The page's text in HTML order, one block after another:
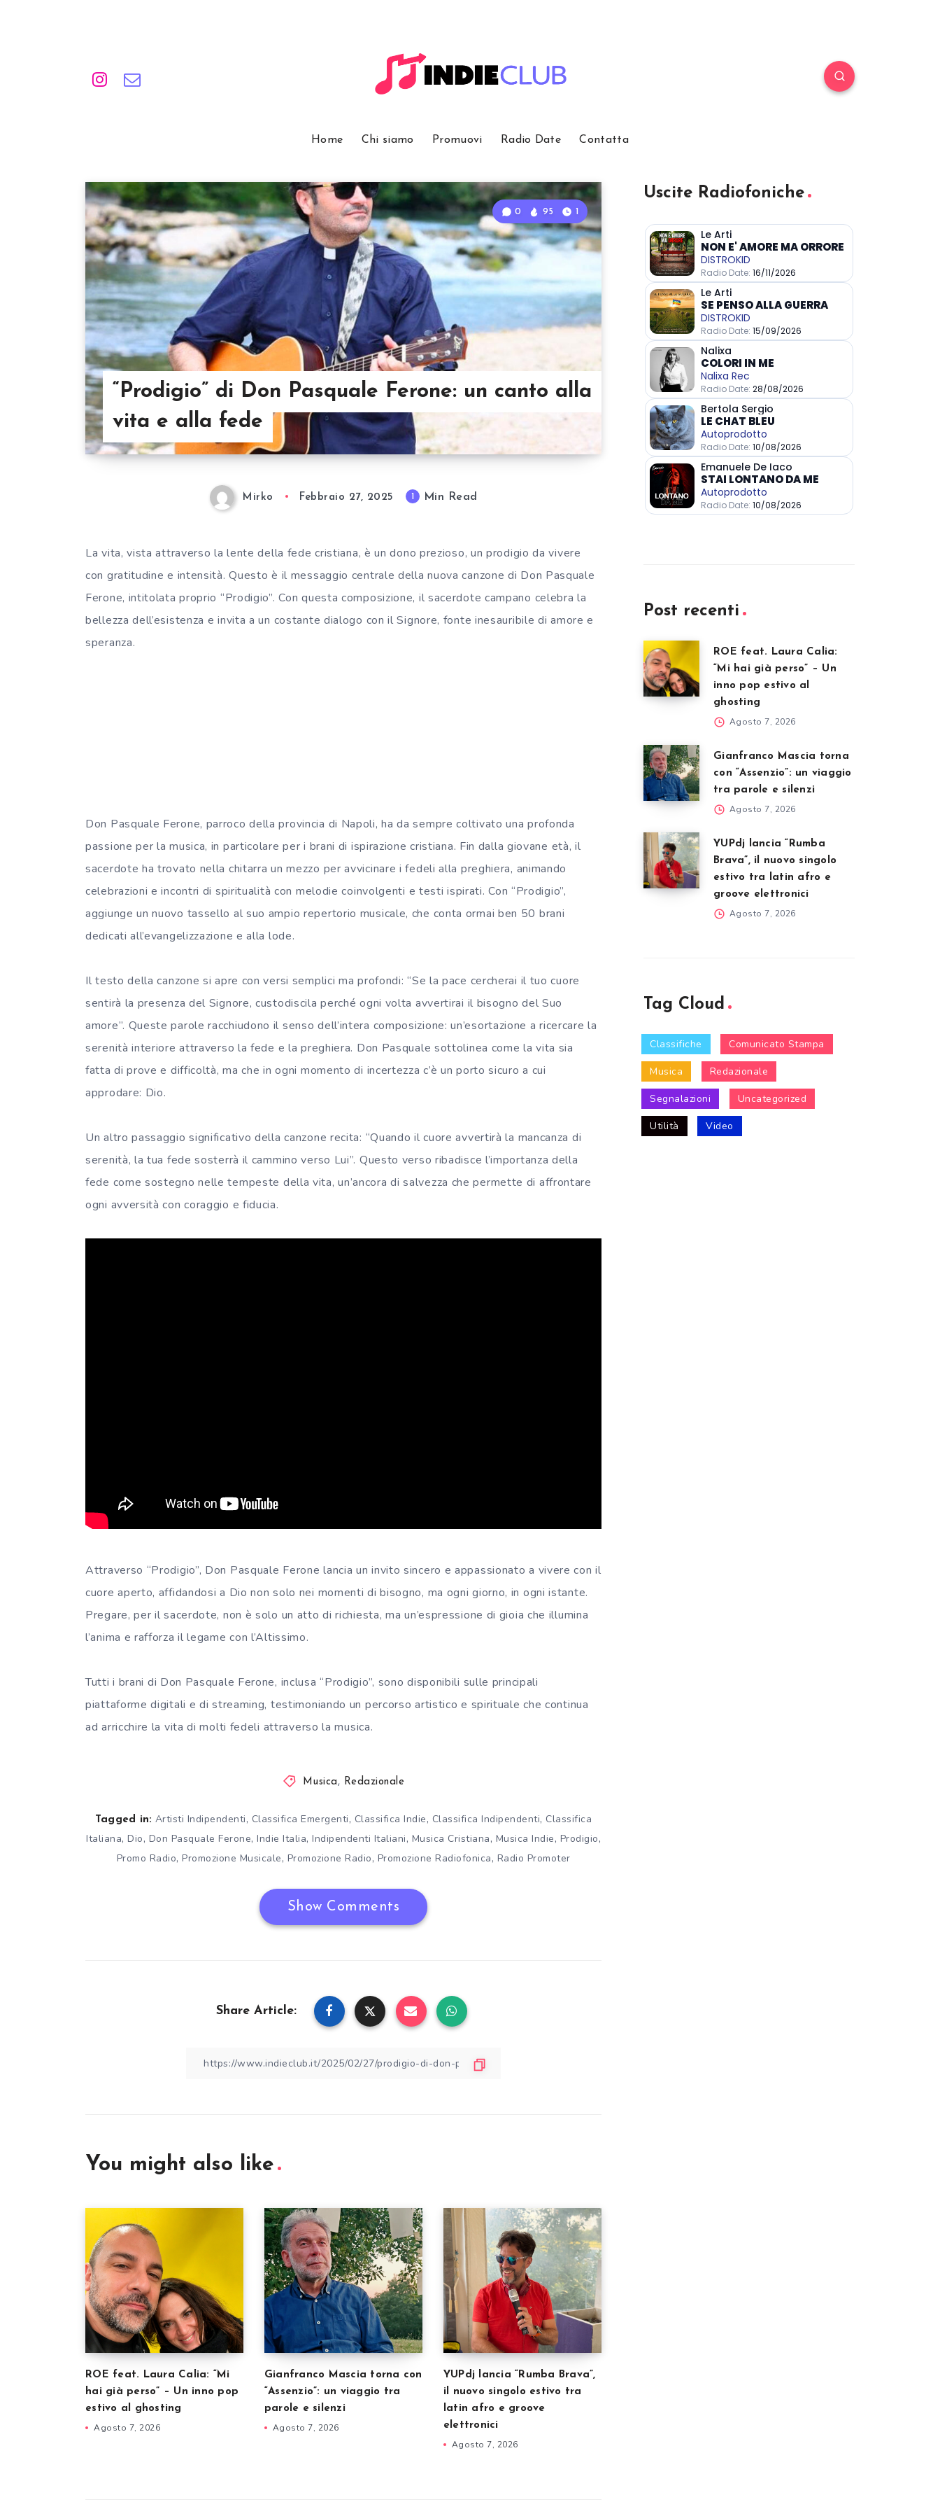
Home Chi siamo Promuovi Radio Date Contatta
“Prodigio” di Don Pasquale Ferone: un canto alla
vita e alla fede
0 95 1
Mirko Febbraio 27, 2025 1 Min Read
La vita, vista attraverso la lente della fede cristiana, è un dono prezioso, un prodigio da vivere
con gratitudine e intensità. Questo è il messaggio centrale della nuova canzone di Don Pasquale
Ferone, intitolata proprio “Prodigio”. Con questa composizione, il sacerdote campano celebra la
bellezza dell’esistenza e invita a un costante dialogo con il Signore, fonte inesauribile di amore e
speranza.
Don Pasquale Ferone, parroco della provincia di Napoli, ha da sempre coltivato una profonda
passione per la musica, in particolare per i brani di ispirazione cristiana. Fin dalla giovane età, il
sacerdote ha trovato nella chitarra un mezzo per avvicinare i fedeli alla preghiera, animando
celebrazioni e incontri di spiritualità con melodie coinvolgenti e testi ispirati. Con “Prodigio”,
aggiunge un nuovo tassello al suo ampio repertorio musicale, che conta ormai ben 50 brani
dedicati all’evangelizzazione e alla lode.
Il testo della canzone si apre con versi semplici ma profondi: “Se la pace cercherai il tuo cuore
sentirà la presenza del Signore, custodiscila perché ogni volta avvertirai il bisogno del Suo
amore”. Queste parole racchiudono il senso dell’intera composizione: un’esortazione a ricercare la
serenità interiore attraverso la fede e la preghiera. Don Pasquale sottolinea come la vita sia
fatta di prove e difficoltà, ma che in ogni momento di incertezza c’è un porto sicuro a cui
approdare: Dio.
Un altro passaggio significativo della canzone recita: “Quando il cuore avvertirà la mancanza di
serenità, la tua fede sosterrà il cammino verso Lui”. Questo verso ribadisce l’importanza della
fede come sostegno nelle tempeste della vita, un’ancora di salvezza che permette di affrontare
ogni avversità con coraggio e fiducia.
Attraverso “Prodigio”, Don Pasquale Ferone lancia un invito sincero e appassionato a vivere con il
cuore aperto, affidandosi a Dio non solo nei momenti di bisogno, ma ogni giorno, in ogni istante.
Pregare, per il sacerdote, non è solo un atto di richiesta, ma un’espressione di gioia che illumina
l’anima e rafforza il legame con l’Altissimo.
Tutti i brani di Don Pasquale Ferone, inclusa “Prodigio”, sono disponibili sulle principali
piattaforme digitali e di streaming, testimoniando un percorso artistico e spirituale che continua
ad arricchire la vita di molti fedeli attraverso la musica.
Musica , Redazionale
Tagged in: Artisti Indipendenti, Classifica Emergenti, Classifica Indie, Classifica Indipendenti, Classifica
Italiana, Dio, Don Pasquale Ferone, Indie Italia, Indipendenti Italiani, Musica Cristiana, Musica Indie, Prodigio,
Promo Radio, Promozione Musicale, Promozione Radio, Promozione Radiofonica, Radio Promoter
Show Comments
Share Article:
You might also like
ROE feat. Laura Calia: “Mi
hai già perso” – Un inno pop
estivo al ghosting
Agosto 7, 2026
Gianfranco Mascia torna con
“Assenzio”: un viaggio tra
parole e silenzi
Agosto 7, 2026
YUPdj lancia “Rumba Brava”,
il nuovo singolo estivo tra
latin afro e groove
elettronici
Agosto 7, 2026
Uscite Radiofoniche
Post recenti
ROE feat. Laura Calia:
“Mi hai già perso” – Un
inno pop estivo al
ghosting
Agosto 7, 2026
Gianfranco Mascia torna
con “Assenzio”: un viaggio
tra parole e silenzi
Agosto 7, 2026
YUPdj lancia “Rumba
Brava”, il nuovo singolo
estivo tra latin afro e
groove elettronici
Agosto 7, 2026
Tag Cloud
Classifiche Comunicato Stampa
Musica Redazionale
Segnalazioni Uncategorized
Utilità Video